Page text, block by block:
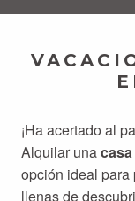
¡Ha acertado al
Alquilar una
opción ideal para
llenas de